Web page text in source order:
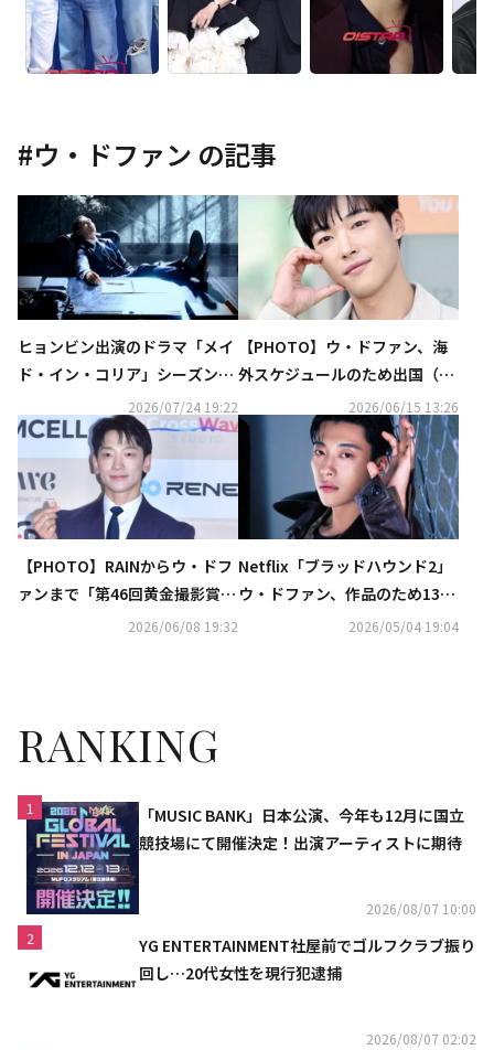
#ウ・ドファン の記事
ヒョンビン出演のドラマ「メイ
ド・イン・コリア」シーズン
2、予告ポスター＆予告編が解
禁…9月より配信
2026/07/24 19:22
【PHOTO】ウ・ドファン、海
外スケジュールのため出国（動
2026/06/15 13:26
【PHOTO】RAINからウ・ドフ
ァンまで「第46回黄金撮影賞」
2026/06/08 19:32
Netflix「ブラッドハウンド2」
ウ・ドファン、作品のため13kg
増量“1日4食に…寝る直前まで
2026/05/04 19:04
RANKING
1
「MUSIC BANK」日本公演、今年も12月に国立
競技場にて開催決定！出演アーティストに期待
2026/08/07 10:00
2
YG ENTERTAINMENT社屋前でゴルフクラブ振り
回し…20代女性を現行犯逮捕
2026/08/07 02:02